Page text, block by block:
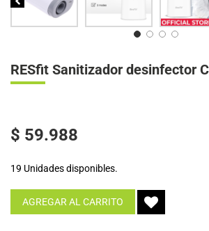
RESfit Sanitizador desinfector
$ 59.988
19 Unidades disponibles.
AGREGAR AL CARRITO